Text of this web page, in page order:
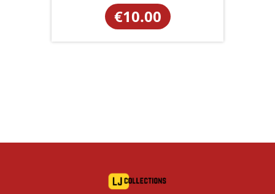
€10.00